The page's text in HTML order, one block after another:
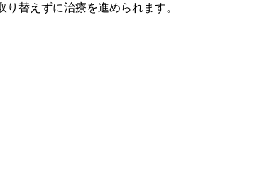
替えずに治療を進められます。